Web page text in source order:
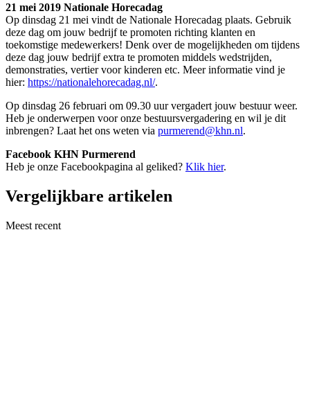
21 mei 2019 Nationale Horecadag
Op dinsdag 21 mei vindt de Nationale Horecadag plaats. Gebruik
deze dag om jouw bedrijf te promoten richting klanten en
toekomstige medewerkers! Denk over de mogelijkheden om tijdens
deze dag jouw bedrijf extra te promoten middels wedstrijden,
demonstraties, vertier voor kinderen etc. Meer informatie vind je
hier: https://nationalehorecadag.nl/.
Op dinsdag 26 februari om 09.30 uur vergadert jouw bestuur weer.
Heb je onderwerpen voor onze bestuursvergadering en wil je dit
inbrengen? Laat het ons weten via purmerend@khn.nl.
Facebook KHN Purmerend
Heb je onze Facebookpagina al geliked? Klik hier.
Vergelijkbare artikelen
Meest recent